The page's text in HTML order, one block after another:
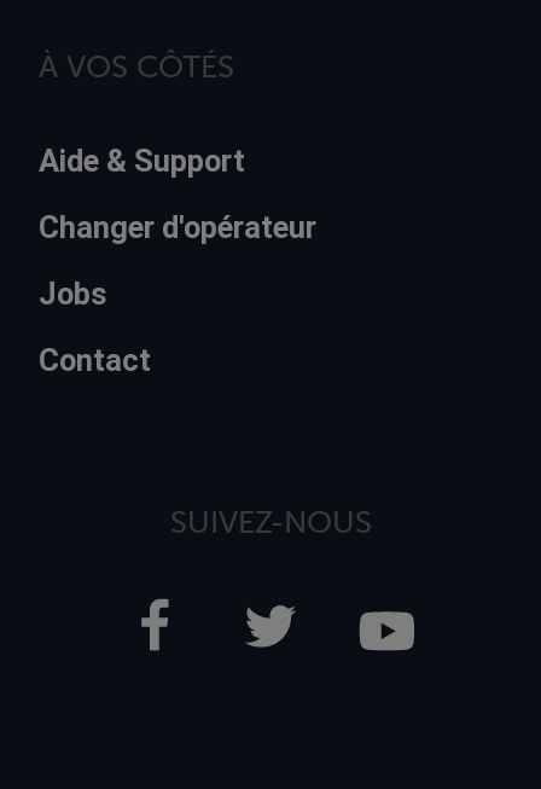
À VOS CÔTÉS
Aide & Support
Changer d'opérateur
Jobs
Contact
SUIVEZ-NOUS